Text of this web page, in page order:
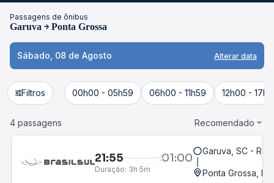
Passagens de ônibus
Garuva Ponta Grossa
Sábado, 08 de Agosto Alterar data
Filtros 00h00 - 05h59 06h00 - 11h59 12h00 -
4 passagens Recomendado
21:55 01:00
Duração: 3h 5m
Garuva, SC -
Ponta Grossa,